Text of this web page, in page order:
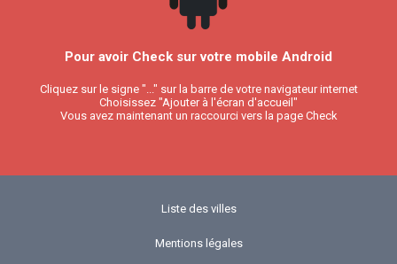
Pour avoir Check sur votre mobile Android
Cliquez sur le signe "..." sur la barre de votre navigateur internet
Choisissez "Ajouter à l'écran d'accueil"
Vous avez maintenant un raccourci vers la page Check
Liste des villes
Mentions légales